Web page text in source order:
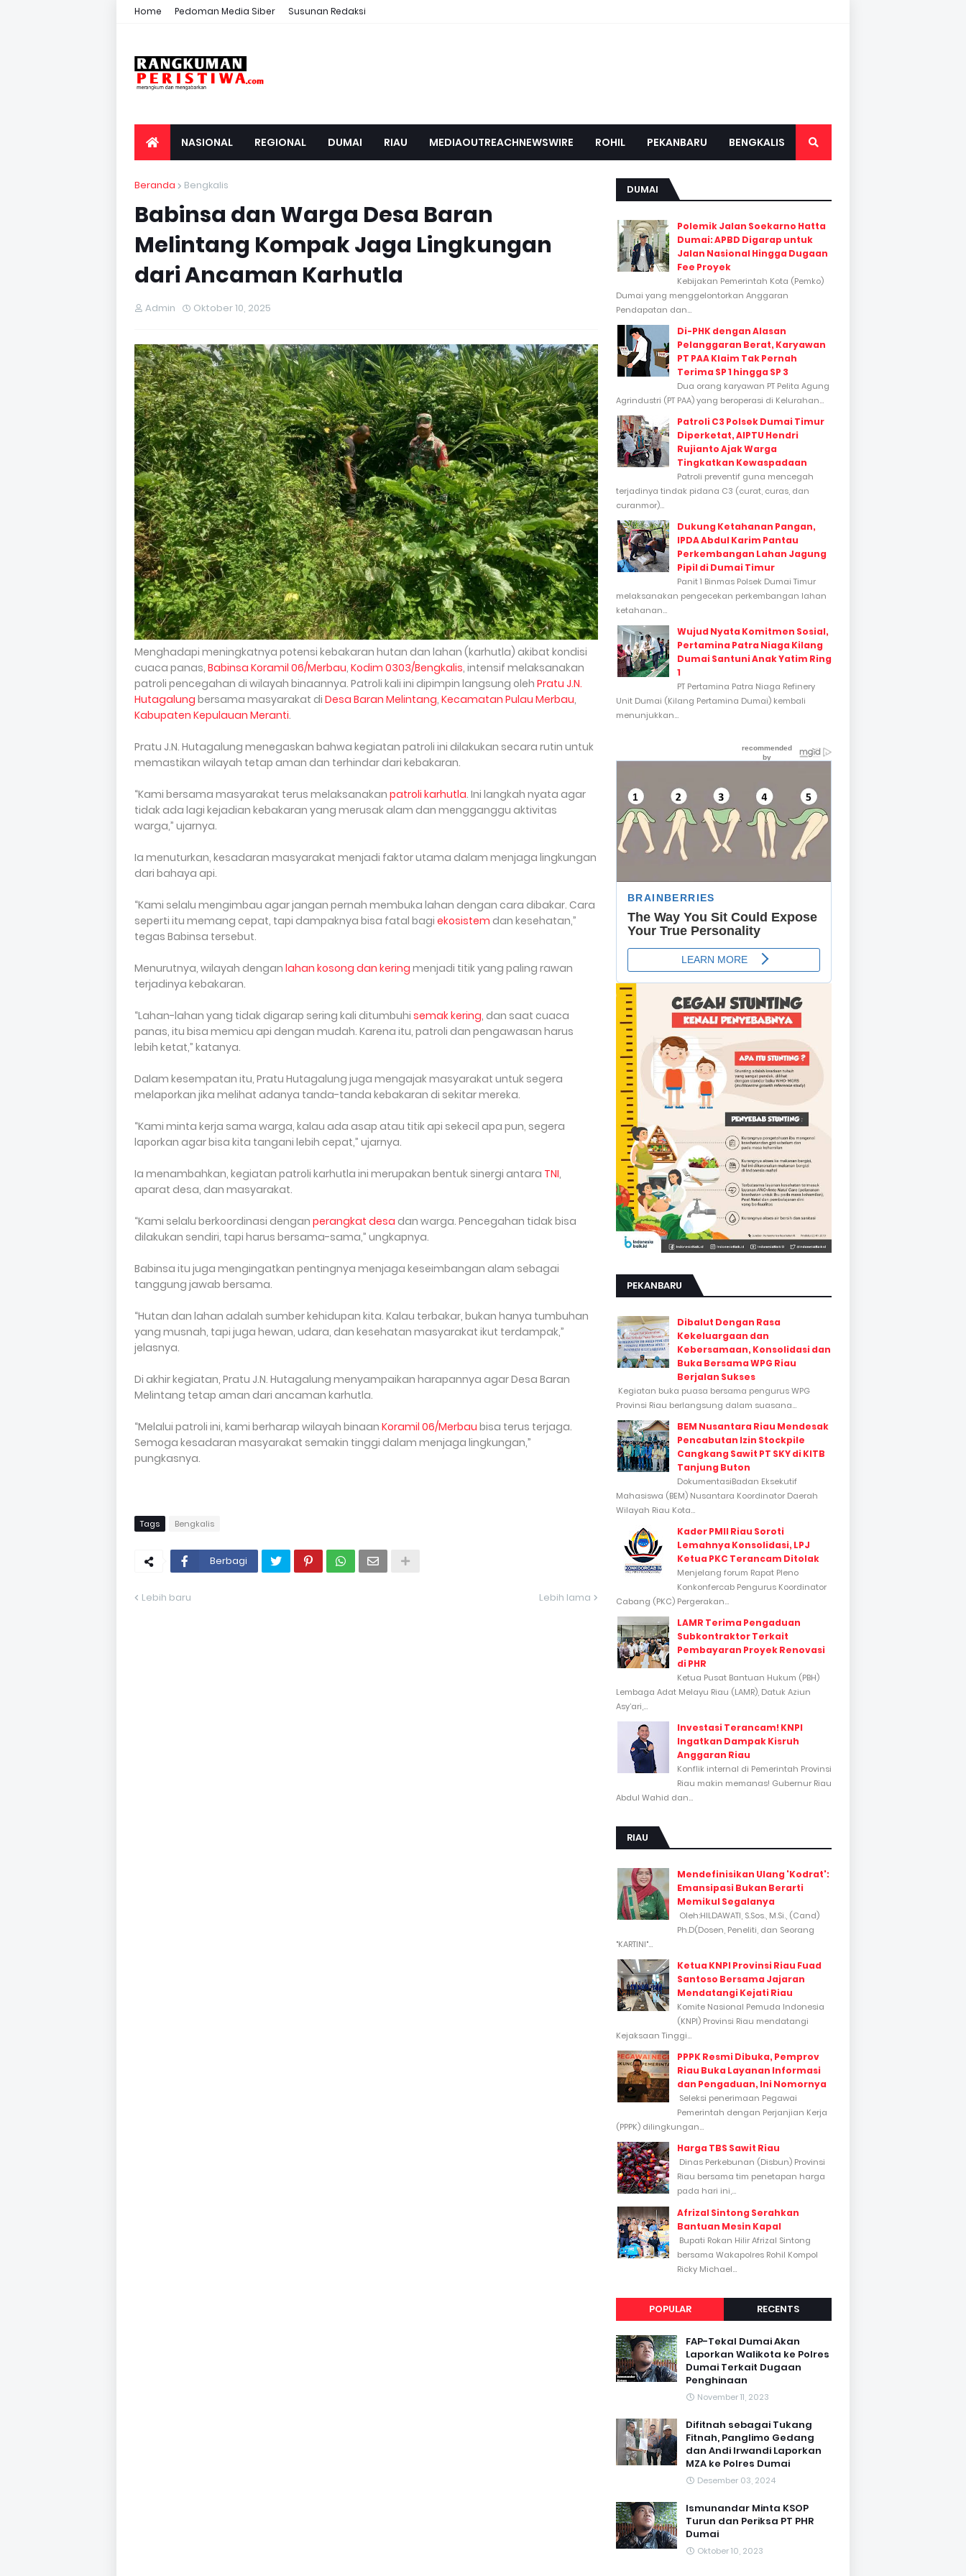
Home Pedoman Media Siber Susunan Redaksi
NASIONAL REGIONAL DUMAI RIAU MEDIAOUTREACHNEWSWIRE ROHIL PEKANBARU BENGKALIS
Beranda Bengkalis
Babinsa dan Warga Desa Baran
Melintang Kompak Jaga Lingkungan
dari Ancaman Karhutla
Admin Oktober 10, 2025
Menghadapi meningkatnya potensi kebakaran hutan dan lahan (karhutla) akibat kondisi
cuaca panas, Babinsa Koramil 06/Merbau, Kodim 0303/Bengkalis, intensif melaksanakan
patroli pencegahan di wilayah binaannya. Patroli kali ini dipimpin langsung oleh Pratu J.N.
Hutagalung bersama masyarakat di Desa Baran Melintang, Kecamatan Pulau Merbau,
Kabupaten Kepulauan Meranti.
Pratu J.N. Hutagalung menegaskan bahwa kegiatan patroli ini dilakukan secara rutin untuk
memastikan wilayah tetap aman dan terhindar dari kebakaran.
“Kami bersama masyarakat terus melaksanakan patroli karhutla. Ini langkah nyata agar
tidak ada lagi kejadian kebakaran yang merusak alam dan mengganggu aktivitas
warga,” ujarnya.
Ia menuturkan, kesadaran masyarakat menjadi faktor utama dalam menjaga lingkungan
dari bahaya api.
“Kami selalu mengimbau agar jangan pernah membuka lahan dengan cara dibakar. Cara
seperti itu memang cepat, tapi dampaknya bisa fatal bagi ekosistem dan kesehatan,”
tegas Babinsa tersebut.
Menurutnya, wilayah dengan lahan kosong dan kering menjadi titik yang paling rawan
terjadinya kebakaran.
“Lahan-lahan yang tidak digarap sering kali ditumbuhi semak kering, dan saat cuaca
panas, itu bisa memicu api dengan mudah. Karena itu, patroli dan pengawasan harus
lebih ketat,” katanya.
Dalam kesempatan itu, Pratu Hutagalung juga mengajak masyarakat untuk segera
melaporkan jika melihat adanya tanda-tanda kebakaran di sekitar mereka.
“Kami minta kerja sama warga, kalau ada asap atau titik api sekecil apa pun, segera
laporkan agar bisa kita tangani lebih cepat,” ujarnya.
Ia menambahkan, kegiatan patroli karhutla ini merupakan bentuk sinergi antara TNI,
aparat desa, dan masyarakat.
“Kami selalu berkoordinasi dengan perangkat desa dan warga. Pencegahan tidak bisa
dilakukan sendiri, tapi harus bersama-sama,” ungkapnya.
Babinsa itu juga mengingatkan pentingnya menjaga keseimbangan alam sebagai
tanggung jawab bersama.
“Hutan dan lahan adalah sumber kehidupan kita. Kalau terbakar, bukan hanya tumbuhan
yang musnah, tapi juga hewan, udara, dan kesehatan masyarakat ikut terdampak,”
jelasnya.
Di akhir kegiatan, Pratu J.N. Hutagalung menyampaikan harapannya agar Desa Baran
Melintang tetap aman dari ancaman karhutla.
“Melalui patroli ini, kami berharap wilayah binaan Koramil 06/Merbau bisa terus terjaga.
Semoga kesadaran masyarakat semakin tinggi dalam menjaga lingkungan,”
pungkasnya.
Tags Bengkalis
Berbagi
Lebih baru Lebih lama
DUMAI
Polemik Jalan Soekarno Hatta
Dumai: APBD Digarap untuk
Jalan Nasional Hingga Dugaan
Fee Proyek
Kebijakan Pemerintah Kota (Pemko)
Dumai yang menggelontorkan Anggaran
Pendapatan dan...
Di-PHK dengan Alasan
Pelanggaran Berat, Karyawan
PT PAA Klaim Tak Pernah
Terima SP 1 hingga SP 3
Dua orang karyawan PT Pelita Agung
Agrindustri (PT PAA) yang beroperasi di Kelurahan...
Patroli C3 Polsek Dumai Timur
Diperketat, AIPTU Hendri
Rujianto Ajak Warga
Tingkatkan Kewaspadaan
Patroli preventif guna mencegah
terjadinya tindak pidana C3 (curat, curas, dan
curanmor)...
Dukung Ketahanan Pangan,
IPDA Abdul Karim Pantau
Perkembangan Lahan Jagung
Pipil di Dumai Timur
Panit 1 Binmas Polsek Dumai Timur
melaksanakan pengecekan perkembangan lahan
ketahanan...
Wujud Nyata Komitmen Sosial,
Pertamina Patra Niaga Kilang
Dumai Santuni Anak Yatim Ring
1
PT Pertamina Patra Niaga Refinery
Unit Dumai (Kilang Pertamina Dumai) kembali
menunjukkan...
PEKANBARU
Dibalut Dengan Rasa
Kekeluargaan dan
Kebersamaan, Konsolidasi dan
Buka Bersama WPG Riau
Berjalan Sukses
Kegiatan buka puasa bersama pengurus WPG
Provinsi Riau berlangsung dalam suasana...
BEM Nusantara Riau Mendesak
Pencabutan Izin Stockpile
Cangkang Sawit PT SKY di KITB
Tanjung Buton
DokumentasiBadan Eksekutif
Mahasiswa (BEM) Nusantara Koordinator Daerah
Wilayah Riau Kota...
Kader PMII Riau Soroti
Lemahnya Konsolidasi, LPJ
Ketua PKC Terancam Ditolak
Menjelang forum Rapat Pleno
Konkonfercab Pengurus Koordinator
Cabang (PKC) Pergerakan...
LAMR Terima Pengaduan
Subkontraktor Terkait
Pembayaran Proyek Renovasi
di PHR
Ketua Pusat Bantuan Hukum (PBH)
Lembaga Adat Melayu Riau (LAMR), Datuk Aziun
Asy’ari,...
Investasi Terancam! KNPI
Ingatkan Dampak Kisruh
Anggaran Riau
Konflik internal di Pemerintah Provinsi
Riau makin memanas! Gubernur Riau
Abdul Wahid dan...
RIAU
Mendefinisikan Ulang 'Kodrat':
Emansipasi Bukan Berarti
Memikul Segalanya
Oleh:HILDAWATI, S.Sos., M.Si., (Cand)
Ph.D(Dosen, Peneliti, dan Seorang
"KARTINI"...
Ketua KNPI Provinsi Riau Fuad
Santoso Bersama Jajaran
Mendatangi Kejati Riau
Komite Nasional Pemuda Indonesia
(KNPI) Provinsi Riau mendatangi
Kejaksaan Tinggi...
PPPK Resmi Dibuka, Pemprov
Riau Buka Layanan Informasi
dan Pengaduan, Ini Nomornya
Seleksi penerimaan Pegawai
Pemerintah dengan Perjanjian Kerja
(PPPK) dilingkungan...
Harga TBS Sawit Riau
Dinas Perkebunan (Disbun) Provinsi
Riau bersama tim penetapan harga
pada hari ini,...
Afrizal Sintong Serahkan
Bantuan Mesin Kapal
Bupati Rokan Hilir Afrizal Sintong
bersama Wakapolres Rohil Kompol
Ricky Michael...
POPULAR RECENTS
FAP-Tekal Dumai Akan
Laporkan Walikota ke Polres
Dumai Terkait Dugaan
Penghinaan
November 11, 2023
Difitnah sebagai Tukang
Fitnah, Panglimo Gedang
dan Andi Irwandi Laporkan
MZA ke Polres Dumai
Desember 03, 2024
Ismunandar Minta KSOP
Turun dan Periksa PT PHR
Dumai
Oktober 10, 2023